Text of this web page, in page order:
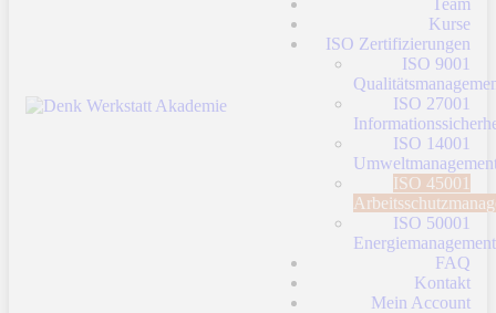
Team
Kurse
ISO Zertifizierungen
ISO 9001
ISO 27001
ISO 14001
ISO 45001
ISO 50001
Energiemanagement
FAQ
Kontakt
Mein Account